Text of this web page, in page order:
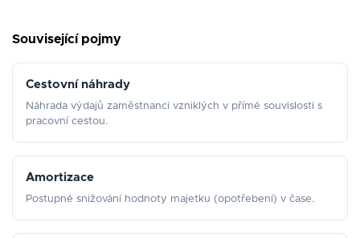
Související pojmy
Cestovní náhrady
Náhrada výdajů zaměstnanci vzniklých v přímé souvislosti s
pracovní cestou.
Amortizace
Postupné snižování hodnoty majetku (opotřebení) v čase.